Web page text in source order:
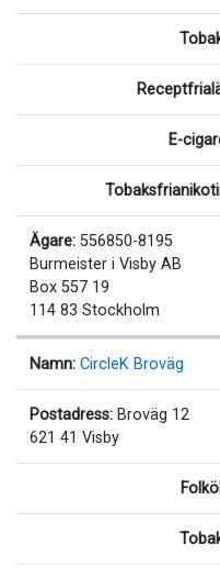
E-
Ägare: 556850-8195
Burmeister i Visby AB
Box 557 19
114 83 Stockholm
Namn: CircleK Broväg
Postadress: Broväg 12
621 41 Visby